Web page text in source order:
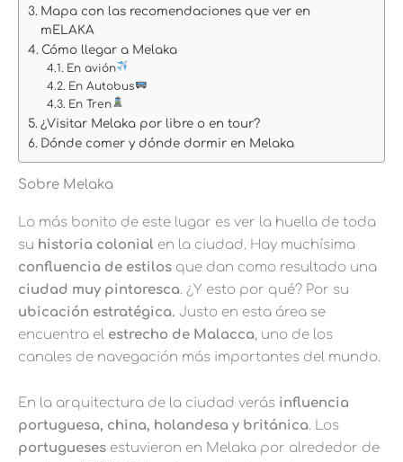
Mapa con las recomendaciones que ver en
mELAKA
Cómo llegar a Melaka
En avión
En Autobus
En Tren
¿Visitar Melaka por libre o en tour?
Dónde comer y dónde dormir en Melaka
Sobre Melaka
Lo más bonito de este lugar es ver la huella de toda
su historia colonial en la ciudad. Hay muchísima
confluencia de estilos que dan como resultado una
ciudad muy pintoresca. ¿Y esto por qué? Por su
ubicación estratégica. Justo en esta área se
encuentra el estrecho de Malacca, uno de los
canales de navegación más importantes del mundo.
En la arquitectura de la ciudad verás influencia
portuguesa, china, holandesa y británica. Los
portugueses estuvieron en Melaka por alrededor de